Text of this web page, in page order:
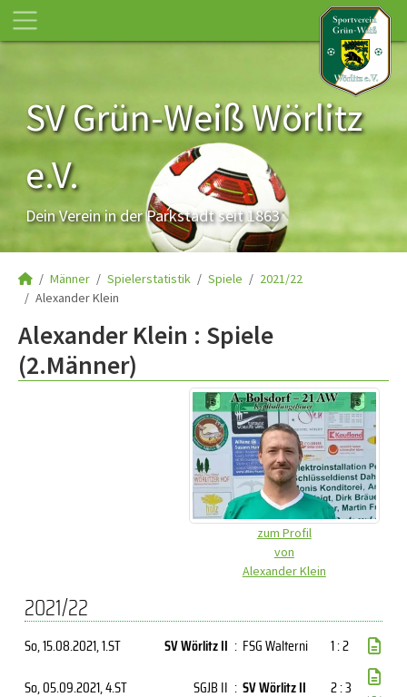
SV Grün-Weiß Wörlitz
e.V.
Dein Verein in der Parkstadt seit 1863
Männer Spielerstatistik Spiele
2021/22
Alexander Klein
Alexander Klein : Spiele
(2.Männer)
zum Profil
von
Alexander Klein
2021/22
So, 15.08.2021, 1.ST SV Wörlitz II : FSG Walterni
1 : 2
So, 05.09.2021, 4.ST SGJB II : SV Wörlitz II 2 : 3